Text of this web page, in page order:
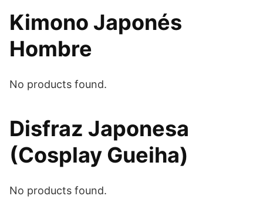
Kimono Japonés
Hombre
No products found.
Disfraz Japonesa
(Cosplay Gueiha)
No products found.